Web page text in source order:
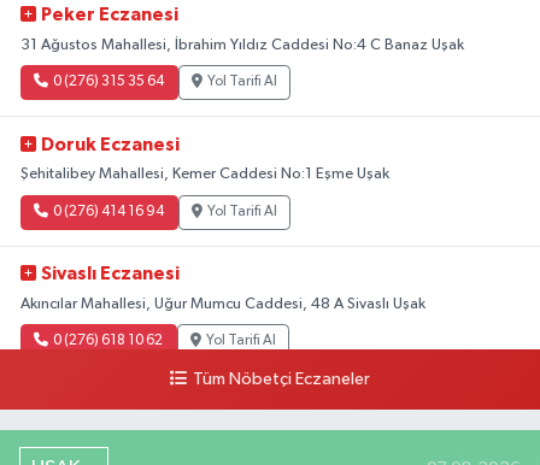
Peker Eczanesi
31 Ağustos Mahallesi, İbrahim Yıldız Caddesi No:4 C Banaz Uşak
0 (276) 315 35 64 Yol Tarifi Al
Doruk Eczanesi
Şehitalibey Mahallesi, Kemer Caddesi No:1 Eşme Uşak
0 (276) 414 16 94 Yol Tarifi Al
Sivaslı Eczanesi
Akıncılar Mahallesi, Uğur Mumcu Caddesi, 48 A Sivaslı Uşak
0 (276) 618 10 62 Yol Tarifi Al
Camikebir Mahallesi, Hürriyet Caddesi No:51 A Ulubey Uşak
Tüm Nöbetçi Eczaneler